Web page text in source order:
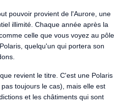
pouvoir provient de l'Aurore, une
illimité. Chaque année après la
celle que vous voyez au pôle
quelqu'un qui portera son
revient le titre. C'est une Polaris
toujours le cas), mais elle est
et les châtiments qui sont